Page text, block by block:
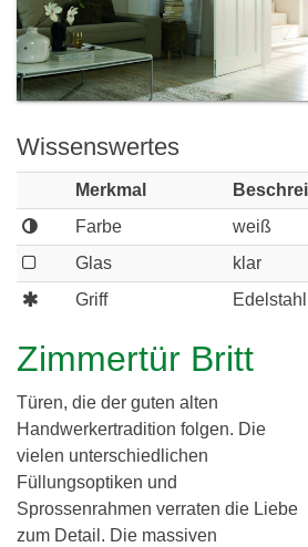
c
h
i
e
r
d
i
n
G
b
R
h
l
e
r
iWissenswertes
Merkmal
Farbe
weiß
Glas
klar
Griff
Edelstahl
Zimmertür Britt
Türen, die der guten alten
Handwerkertradition folgen. Die
vielen unterschiedlichen
Füllungsoptiken und
Sprossenrahmen verraten die Liebe
zum Detail. Die massiven